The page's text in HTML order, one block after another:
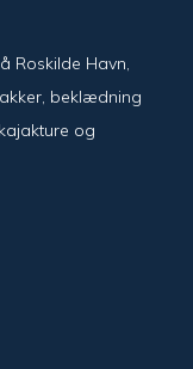
Roskilde Havn,
beklædning
og